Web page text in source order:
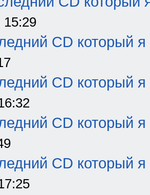
15:29
CD который я
CD который я
CD который я
CD который я